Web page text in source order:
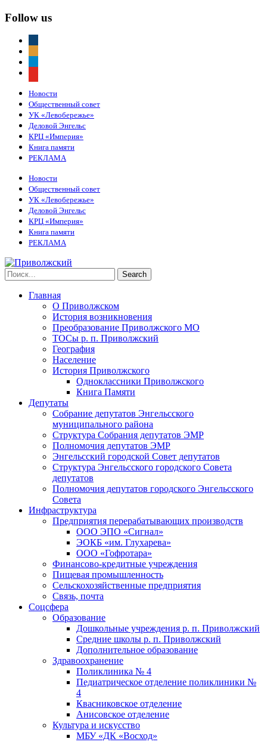
Follow us
Новости
Общественный совет
УК «Левобережье»
Деловой Энгельс
КРЦ «Империя»
Книга памяти
РЕКЛАМА
Новости
Общественный совет
УК «Левобережье»
Деловой Энгельс
КРЦ «Империя»
Книга памяти
РЕКЛАМА
Главная
О Приволжском
История возникновения
Преобразование Приволжского МО
ТОСы р. п. Приволжский
География
Население
История Приволжского
Одноклассники Приволжского
Книга Памяти
Депутаты
Собрание депутатов Энгельсского
муниципального района
Структура Собрания депутатов ЭМР
Полномочия депутатов ЭМР
Энгельсский городской Совет депутатов
Структура Энгельсского городского Совета
депутатов
Полномочия депутатов городского Энгельсского
Совета
Инфраструктура
Предприятия перерабатывающих производств
ООО ЭПО «Сигнал»
ЭОКБ «им. Глухарева»
ООО «Гофротара»
Финансово-кредитные учреждения
Пищевая промышленность
Сельскохозяйственные предприятия
Связь, почта
Соцсфера
Образование
Дошкольные учреждения р. п. Приволжский
Средние школы р. п. Приволжский
Дополнительное образование
Здравоохранение
Поликлиника № 4
Педиатрическое отделение поликлиники №
4
Квасниковское отделение
Анисовское отделение
Культура и искусство
МБУ «ДК «Восход»